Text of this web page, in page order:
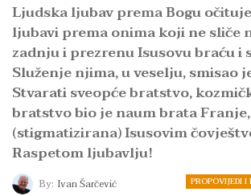
Ljudska ljubav prema Bogu
ljubavi prema onima koji ne sliče
zadnju i prezrenu Isusovu braću i
Služenje njima, u veselju, smisao
Stvarati sveopće bratstvo,
bratstvo bio je naum brata
(stigmatizirana) Isusovim
Raspetom ljubavlju!
PROPOVIJEDI I
By: Ivan Šarčević